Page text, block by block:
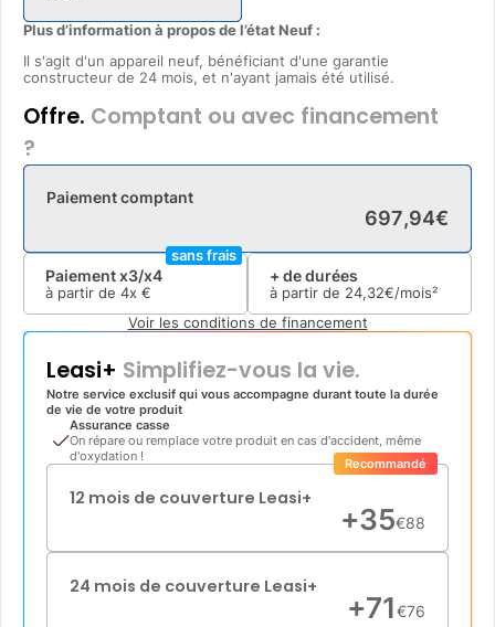
Plus d’information à propos de l’état Neuf :
Il s'agit d'un appareil neuf, bénéficiant d'une garantie
constructeur de 24 mois, et n'ayant jamais été utilisé.
Offre. Comptant ou avec financement
?
Paiement comptant
697,94€
Paiement x3/x4
à partir de 4x €
sans frais
+ de durées
à partir de 24,32€/mois²
Voir les conditions de financement
Leasi+ Simplifiez-vous la vie.
Notre service exclusif qui vous accompagne durant toute la durée
de vie de votre produit
Assurance casse
On répare ou remplace votre produit en cas d'accident, même
d'oxydation !
12 mois de couverture Leasi+
+35€88
Recommandé
24 mois de couverture Leasi+
+71€76